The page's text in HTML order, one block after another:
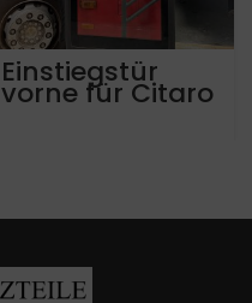
Einstiegstür
vorne für Citaro